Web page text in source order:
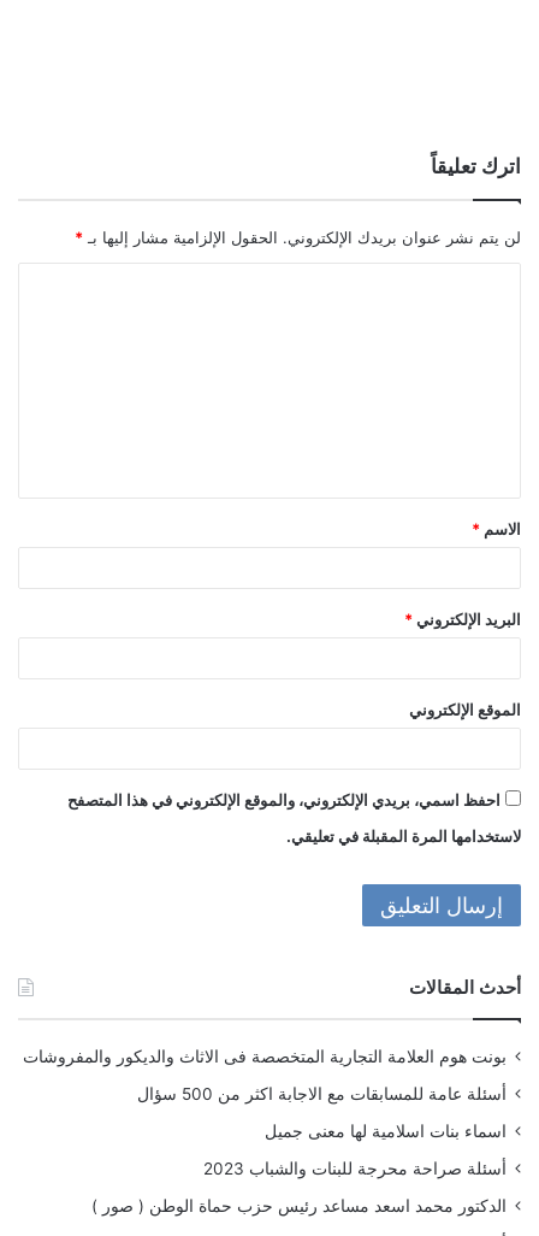
اترك تعليقاً
لن يتم نشر عنوان بريدك الإلكتروني. الحقول الإلزامية مشار إليها بـ *
ق
*
الاسم *
البريد الإلكتروني *
الموقع الإلكتروني
احفظ اسمي، بريدي الإلكتروني، والموقع الإلكتروني في هذا المتصفح
لاستخدامها المرة المقبلة في تعليقي.
أحدث المقالات
بونت هوم العلامة التجارية المتخصصة فى الاثاث والديكور والمفروشات
أسئلة عامة للمسابقات مع الاجابة اكثر من 500 سؤال
اسماء بنات اسلامية لها معنى جميل
أسئلة صراحة محرجة للبنات والشباب 2023
الدكتور محمد اسعد مساعد رئيس حزب حماة الوطن ( صور )